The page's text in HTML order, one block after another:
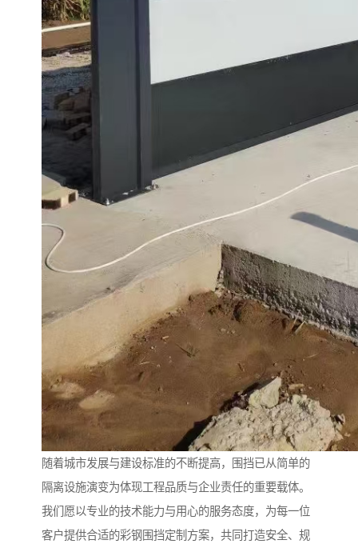
随着城市发展与建设标准的不断提高，围挡已从简单的
隔离设施演变为体现工程品质与企业责任的重要载体。
我们愿以专业的技术能力与用心的服务态度，为每一位
客户提供合适的彩钢围挡定制方案，共同打造安全、规